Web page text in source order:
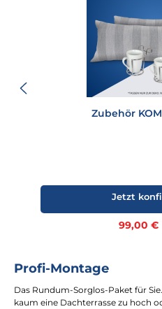
Zubehör
99,00 €
Jetzt
Profi-Montage
Das Rundum-Sorglos-Paket für
kaum eine Dachterrasse zu hoch